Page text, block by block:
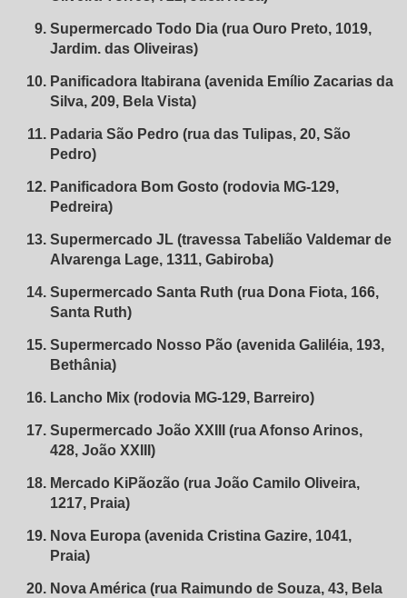
Supermercado Todo Dia (rua Ouro Preto, 1019,
Jardim. das Oliveiras)
Panificadora Itabirana (avenida Emílio Zacarias da
Silva, 209, Bela Vista)
Padaria São Pedro (rua das Tulipas, 20, São
Pedro)
Panificadora Bom Gosto (rodovia MG-129,
Pedreira)
Supermercado JL (travessa Tabelião Valdemar de
Alvarenga Lage, 1311, Gabiroba)
Supermercado Santa Ruth (rua Dona Fiota, 166,
Santa Ruth)
Supermercado Nosso Pão (avenida Galiléia, 193,
Bethânia)
Lancho Mix (rodovia MG-129, Barreiro)
Supermercado João XXIII (rua Afonso Arinos,
428, João XXIII)
Mercado KiPãozão (rua João Camilo Oliveira,
1217, Praia)
Nova Europa (avenida Cristina Gazire, 1041,
Praia)
Nova América (rua Raimundo de Souza, 43, Bela